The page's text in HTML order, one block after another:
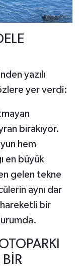
yazılı
yer verdi:
bırakıyor.
hem
en büyük
gelen tekne
aynı dar
hareketli bir